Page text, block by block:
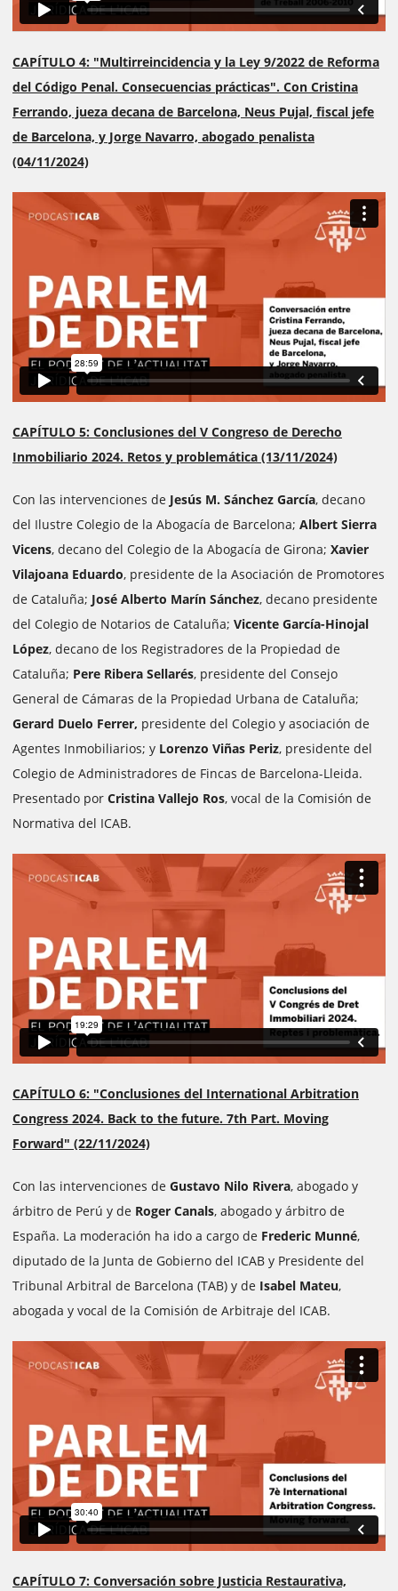
CAPÍTULO 4: "Multirreincidencia y la Ley 9/2022 de Reforma
del Código Penal. Consecuencias prácticas". Con Cristina
Ferrando, jueza decana de Barcelona, Neus Pujal, fiscal jefe
de Barcelona, y Jorge Navarro, abogado penalista
(04/11/2024)
CAPÍTULO 5: Conclusiones del V Congreso de Derecho
Inmobiliario 2024. Retos y problemática (13/11/2024)
Con las intervenciones de Jesús M. Sánchez García, decano
del Ilustre Colegio de la Abogacía de Barcelona; Albert Sierra
Vicens, decano del Colegio de la Abogacía de Girona; Xavier
Vilajoana Eduardo, presidente de la Asociación de Promotores
de Cataluña; José Alberto Marín Sánchez, decano presidente
del Colegio de Notarios de Cataluña; Vicente García-Hinojal
López, decano de los Registradores de la Propiedad de
Cataluña; Pere Ribera Sellarés, presidente del Consejo
General de Cámaras de la Propiedad Urbana de Cataluña;
Gerard Duelo Ferrer, presidente del Colegio y asociación de
Agentes Inmobiliarios; y Lorenzo Viñas Periz, presidente del
Colegio de Administradores de Fincas de Barcelona-Lleida.
Presentado por Cristina Vallejo Ros, vocal de la Comisión de
Normativa del ICAB.
CAPÍTULO 6: "Conclusiones del International Arbitration
Congress 2024. Back to the future. 7th Part. Moving
Forward" (22/11/2024)
Con las intervenciones de Gustavo Nilo Rivera, abogado y
árbitro de Perú y de Roger Canals, abogado y árbitro de
España. La moderación ha ido a cargo de Frederic Munné,
diputado de la Junta de Gobierno del ICAB y Presidente del
Tribunal Arbitral de Barcelona (TAB) y de Isabel Mateu,
abogada y vocal de la Comisión de Arbitraje del ICAB.
CAPÍTULO 7: Conversación sobre Justicia Restaurativa,